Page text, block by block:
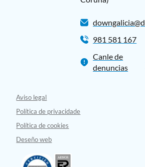
981 581 167
Canle de
denuncias
Aviso legal
Política de privacidade
Política de cookies
Deseño web